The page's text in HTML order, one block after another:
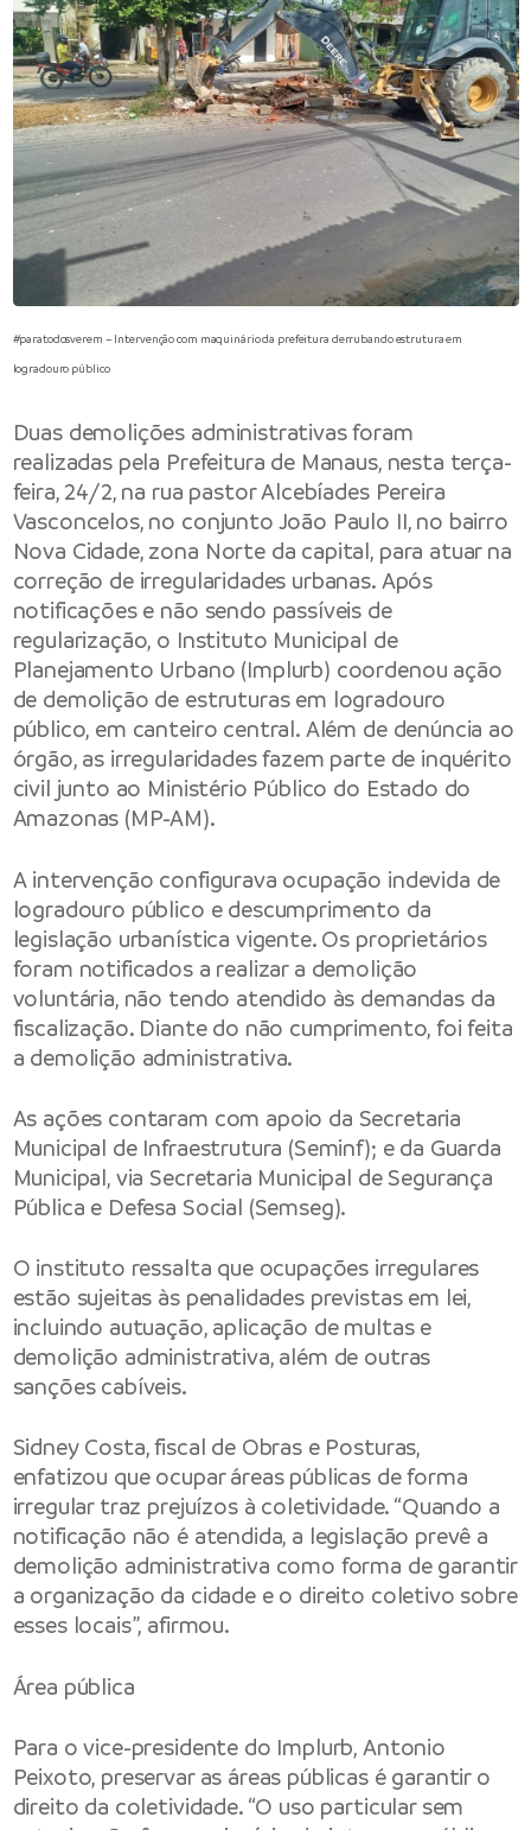
#paratodosverem – Intervenção com maquinário da prefeitura derrubando estrutura em
logradouro público
Duas demolições administrativas foram
realizadas pela Prefeitura de Manaus, nesta terça-
feira, 24/2, na rua pastor Alcebíades Pereira
Vasconcelos, no conjunto João Paulo II, no bairro
Nova Cidade, zona Norte da capital, para atuar na
correção de irregularidades urbanas. Após
notificações e não sendo passíveis de
regularização, o Instituto Municipal de
Planejamento Urbano (Implurb) coordenou ação
de demolição de estruturas em logradouro
público, em canteiro central. Além de denúncia ao
órgão, as irregularidades fazem parte de inquérito
civil junto ao Ministério Público do Estado do
Amazonas (MP-AM).
A intervenção configurava ocupação indevida de
logradouro público e descumprimento da
legislação urbanística vigente. Os proprietários
foram notificados a realizar a demolição
voluntária, não tendo atendido às demandas da
fiscalização. Diante do não cumprimento, foi feita
a demolição administrativa.
As ações contaram com apoio da Secretaria
Municipal de Infraestrutura (Seminf); e da Guarda
Municipal, via Secretaria Municipal de Segurança
Pública e Defesa Social (Semseg).
O instituto ressalta que ocupações irregulares
estão sujeitas às penalidades previstas em lei,
incluindo autuação, aplicação de multas e
demolição administrativa, além de outras
sanções cabíveis.
Sidney Costa, fiscal de Obras e Posturas,
enfatizou que ocupar áreas públicas de forma
irregular traz prejuízos à coletividade. “Quando a
notificação não é atendida, a legislação prevê a
demolição administrativa como forma de garantir
a organização da cidade e o direito coletivo sobre
esses locais”, afirmou.
Área pública
Para o vice-presidente do Implurb, Antonio
Peixoto, preservar as áreas públicas é garantir o
direito da coletividade. “O uso particular sem